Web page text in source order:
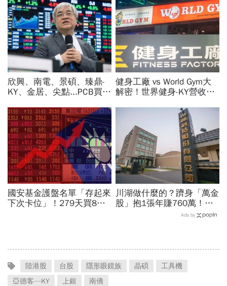
欣興、南電、景碩、臻鼎-
KY、金居、尖點...PCB買誰
11月末升段首選，V轉反彈
最快
健身工廠 vs World Gym大
解密！世界健身-KY營收大
課、會籍…誰才是真正賺錢
金雞母？
國安基金護盤名單「存起來
下次卡位」！279天買8檔
川湖做什麼的？躋身「萬金
股」抱1張年賺760萬！傳
產鐵工廠如何翻身「只有兩
Ads by
陸港股 台股 隱形眼鏡族 晶碩
工具機
亞德客—KY
上銀 南僑